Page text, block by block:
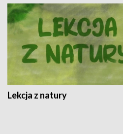
Lekcja z natury